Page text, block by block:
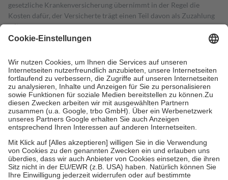
gesetzliche Krankenversicherung übernimmt in der Regel die
Kosten dafür, der Versicherte trägt einen Teil davon als Zuzahlung
mit.
Grundsätzlich leisten Mitglieder Zuzahlungen in Höhe von zehn
höchstens zehn Euro.
Es sind jedoch nie mehr als die tatsächlichen
Kosten der Leistung zu entrichten.
Diese Regeln gelten grundsätzlich auch für Online-Apotheken.
Bei Heilmitteln und häuslicher Krankenpflege beträgt die
Zuzahlung zehn Prozent der Kosten sowie zehn Euro je
Verordnung.
Um das Engagement der Versicherten für ihre eigene Gesundheit zu
stärken und die besondere Stellung der Familie zu unterstützen,
fallenkeine Zuzahlungenan bei:
• Kindern und Jugendlichen bis zum vollendeten 18. Lebensjahr
mit Ausnahme der Fahrkosten
• Untersuchungen zur Vorsorge und Früherkennung, die von der